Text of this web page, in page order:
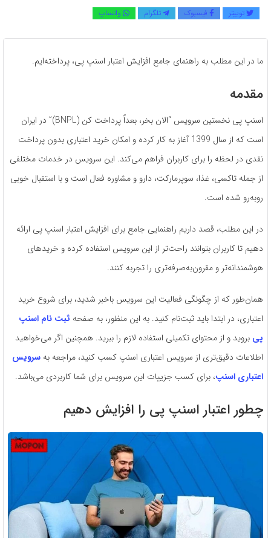
توییتر فیسبوک تلگرام واتساپ
ما در این مطلب به راهنمای جامع افزایش اعتبار اسنپ پی، پرداخته‌ایم.
مقدمه
اسنپ پی نخستین سرویس “الان بخر، بعداً پرداخت کن (BNPL)” در ایران
است که از سال 1399 آغاز به کار کرده و امکان خرید اعتباری بدون پرداخت
نقدی در لحظه را برای کاربران فراهم می‌کند. این سرویس در خدمات مختلفی
از جمله تاکسی، غذا، سوپرمارکت، دارو و مشاوره فعال است و با استقبال خوبی
روبه‌رو شده است.
در این مطلب، قصد داریم راهنمایی جامع برای افزایش اعتبار اسنپ پی ارائه
دهیم تا کاربران بتوانند راحت‌تر از این سرویس استفاده کرده و خریدهای
هوشمندانه‌تر و مقرون‌به‌صرفه‌تری را تجربه کنند.
همان‌طور که از چگونگی فعالیت این سرویس باخبر شدید، برای شروع خرید
اعتباری، در ابتدا باید ثبت‌نام کنید. به این منظور، به صفحه ثبت نام اسنپ
پی بروید و از محتوای تکمیلی استفاده لازم را ببرید. همچنین اگر می‌خواهید
اطلاعات دقیق‌تری از سرویس اعتباری اسنپ کسب کنید، مراجعه به سرویس
اعتباری اسنپ، برای کسب جزییات این سرویس برای شما کاربردی می‌باشد.
چطور اعتبار اسنپ پی را افزایش دهیم